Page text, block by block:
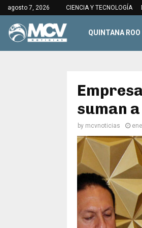
agosto 7, 2026 CIENCIA Y TECNOLOGÍA
QUINTANA ROO
suman
by mcvnoticias